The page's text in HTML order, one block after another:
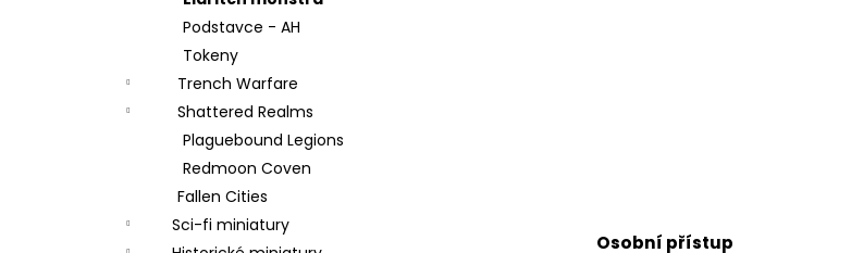
Podstavce - AH
Tokeny
Trench Warfare
Shattered Realms
Plaguebound Legions
Redmoon Coven
Fallen Cities
Sci-fi miniatury
Osobní přístup